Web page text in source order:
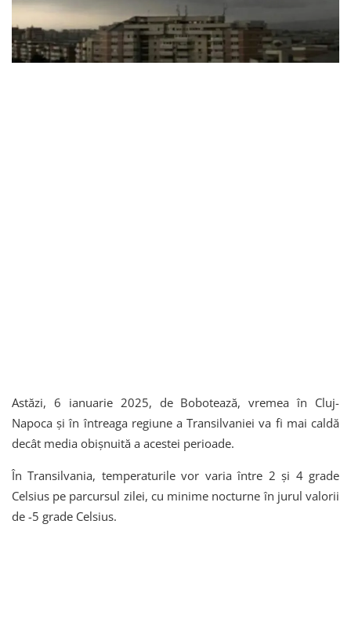
Astăzi, 6 ianuarie 2025, de Bobotează, vremea în Cluj-
Napoca și în întreaga regiune a Transilvaniei va fi mai caldă
decât media obișnuită a acestei perioade.
În Transilvania, temperaturile vor varia între 2 și 4 grade
Celsius pe parcursul zilei, cu minime nocturne în jurul valorii
de -5 grade Celsius.